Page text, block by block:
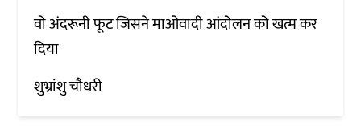
वो अंदरूनी फूट जिसने माओवादी आंदोलन को खत्म कर
दिया
शुभ्रांशु चौधरी